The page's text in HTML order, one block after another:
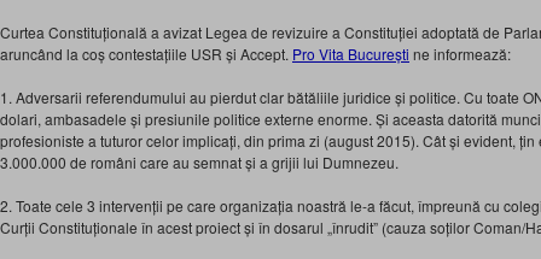
Curtea Constituțională a avizat Legea de revizuire a Constituției adoptată de
aruncând la coș contestațiile USR și Accept. Pro Vita București ne informează:
1. Adversarii referendumului au pierdut clar bătăliile juridice și politice. Cu toate
dolari, ambasadele și presiunile politice externe enorme. Și aceasta datorită
profesioniste a tuturor celor implicați, din prima zi (august 2015). Cât și evident,
3.000.000 de români care au semnat și a grijii lui Dumnezeu.
2. Toate cele 3 intervenții pe care organizația noastră le-a făcut, împreună cu
Curții Constituționale în acest proiect și în dosarul „înrudit” (cauza soților Coman/